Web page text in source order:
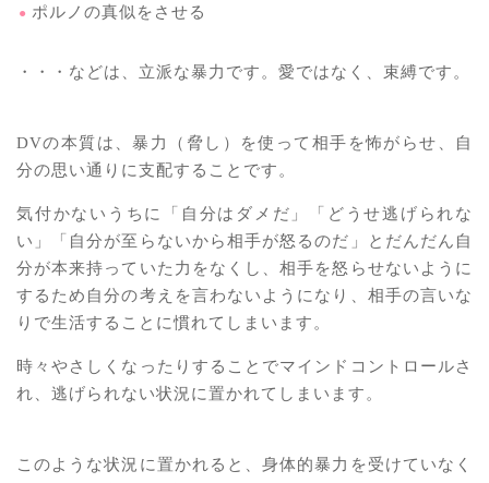
ポルノの真似をさせる
・・・などは、立派な暴力です。愛ではなく、束縛です。
DVの本質は、暴力（脅し）を使って相手を怖がらせ、自
分の思い通りに支配することです。
気付かないうちに「自分はダメだ」「どうせ逃げられな
い」「自分が至らないから相手が怒るのだ」とだんだん自
分が本来持っていた力をなくし、相手を怒らせないように
するため自分の考えを言わないようになり、相手の言いな
りで生活することに慣れてしまいます。
時々やさしくなったりすることでマインドコントロールさ
れ、逃げられない状況に置かれてしまいます。
このような状況に置かれると、身体的暴力を受けていなく